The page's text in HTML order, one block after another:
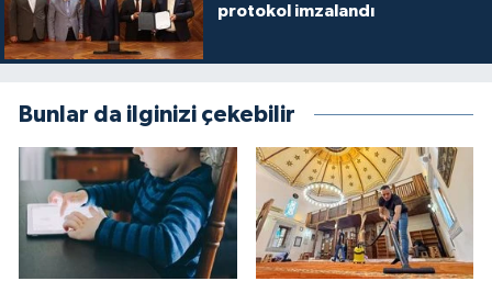
protokol imzalandı
Bunlar da ilginizi çekebilir
Malatya Müftülüğü
Mardin Müftülüğü
Mersin Müftülüğü
Muğla Müftülüğü